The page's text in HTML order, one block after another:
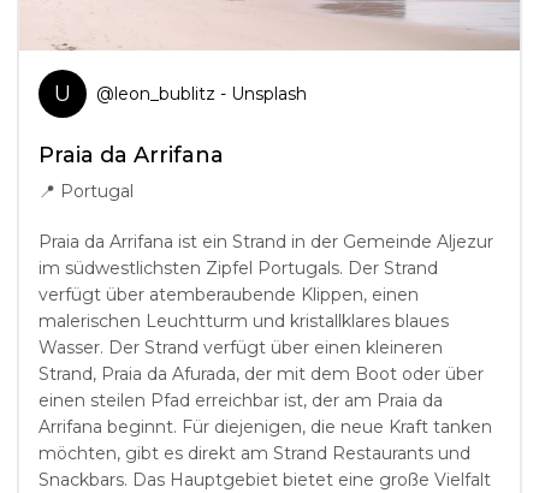
U @ leon_bublitz - Unsplash
Praia da Arrifana
📍 Portugal
Praia da Arrifana ist ein Strand in der Gemeinde Aljezur
im südwestlichsten Zipfel Portugals. Der Strand
verfügt über atemberaubende Klippen, einen
malerischen Leuchtturm und kristallklares blaues
Wasser. Der Strand verfügt über einen kleineren
Strand, Praia da Afurada, der mit dem Boot oder über
einen steilen Pfad erreichbar ist, der am Praia da
Arrifana beginnt. Für diejenigen, die neue Kraft tanken
möchten, gibt es direkt am Strand Restaurants und
Snackbars. Das Hauptgebiet bietet eine große Vielfalt